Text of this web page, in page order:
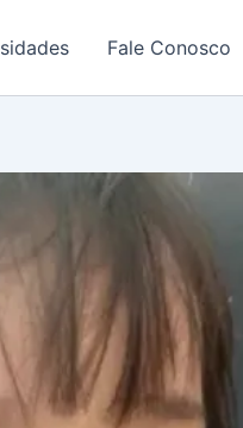
Fale Conosco